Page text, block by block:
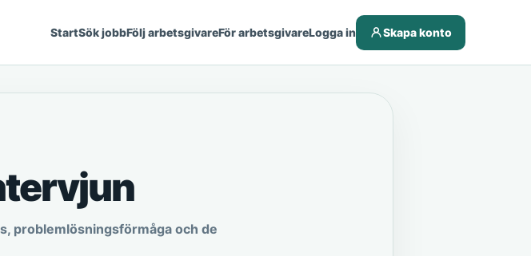
StartSök jobbFölj arbetsgivareFör arbetsgivareLogga in Skapa konto
problemlösningsförmåga och de